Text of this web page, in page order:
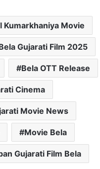
Kumarkhaniya Movie
Gujarati Film 2025
Bela OTT Release
Cinema
Movie News
Movie Bela
Gujarati Film Bela